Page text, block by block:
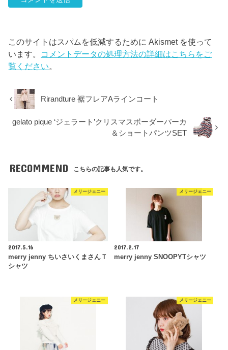
このサイトはスパムを低減するために Akismet を使って
います。 コメントデータの処理方法の詳細はこちらをご
覧ください。
Rirandture 裾フレアAラインコート
gelato pique ‘ジェラート’クリスマスボーダーパーカ
＆ショートパンツSET
RECOMMEND こちらの記事も人気です。
メリージェニー
2017.5.16
merry jenny ちいさいくまさんＴ
シャツ
メリージェニー
2017.2.17
merry jenny SNOOPYTシャツ
メリージェニー メリージェニー